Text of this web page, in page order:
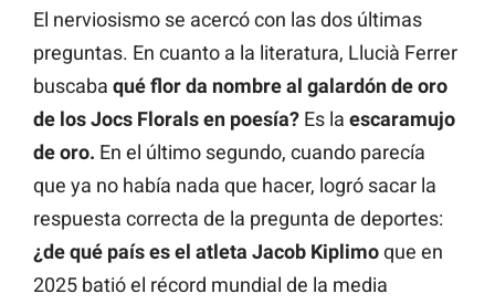
El nerviosismo se acercó con las dos últimas
preguntas. En cuanto a la literatura, Llucià Ferrer
buscaba qué flor da nombre al galardón de oro
de los Jocs Florals en poesía? Es la escaramujo
de oro. En el último segundo, cuando parecía
que ya no había nada que hacer, logró sacar la
respuesta correcta de la pregunta de deportes:
¿de qué país es el atleta Jacob Kiplimoque en
2025 batió el récord mundial de la media